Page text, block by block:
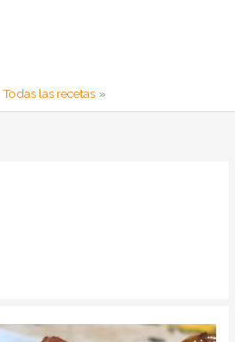
Todas las recetas